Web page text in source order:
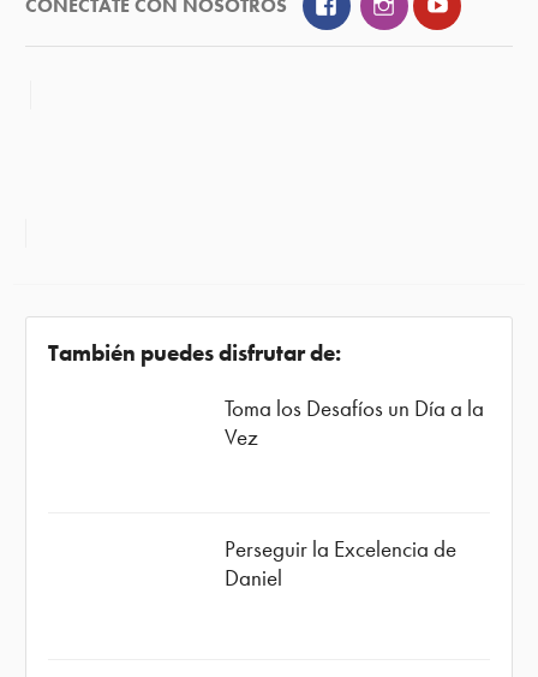
También puedes disfrutar de:
Toma los Desafíos un Día a la
Vez
Perseguir la Excelencia de
Daniel